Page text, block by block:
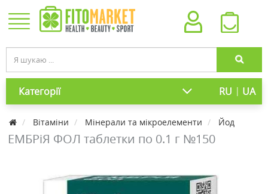
Категорії RU | UA
Вітаміни Мінерали та мікроелементи Йод
ЕМБРіЯ ФОЛ таблетки по 0.1 г №150